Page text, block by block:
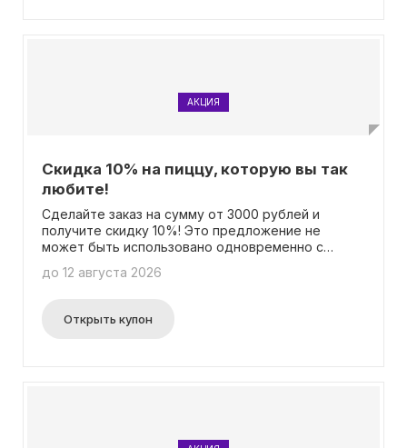
АКЦИЯ
Скидка 10% на пиццу, которую вы так
любите!
Сделайте заказ на сумму от 3000 рублей и
получите скидку 10%! Это предложение не
может быть использовано одновременно с
промокод.
до 12 августа 2026
Открыть купон